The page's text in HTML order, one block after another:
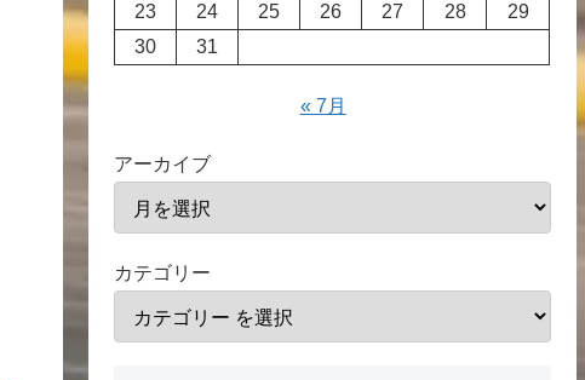
23
24 25 26 27 28
29
30
31
« 7月
アーカイブ
カテゴリー